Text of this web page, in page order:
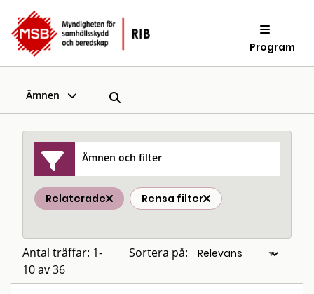
Program
Ämnen
Ämnen och filter
Relaterade Rensa filter
Antal träffar: 1-
10 av 36
Sortera på: